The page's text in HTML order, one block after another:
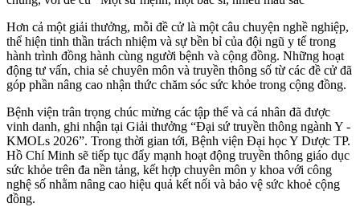
Hơn cả một giải thưởng, mỗi đề cử là một câu chuyện nghề nghiệp,
thể hiện tinh thần trách nhiệm và sự bền bỉ của đội ngũ y tế trong
hành trình đồng hành cùng người bệnh và cộng đồng. Những hoạt
động tư vấn, chia sẻ chuyên môn và truyền thông số từ các đề cử đã
góp phần nâng cao nhận thức chăm sóc sức khỏe trong cộng đồng.
Bệnh viện trân trọng chúc mừng các tập thể và cá nhân đã được
vinh danh, ghi nhận tại Giải thưởng “Đại sứ truyền thông ngành Y -
KMOLs 2026”. Trong thời gian tới, Bệnh viện Đại học Y Dược TP.
Hồ Chí Minh sẽ tiếp tục đẩy mạnh hoạt động truyền thông giáo dục
sức khỏe trên đa nền tảng, kết hợp chuyên môn y khoa với công
nghệ số nhằm nâng cao hiệu quả kết nối và bảo vệ sức khoẻ cộng
đồng.